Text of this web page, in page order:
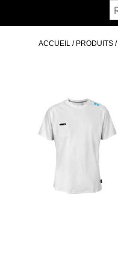
ACCUEIL / PRODUITS /